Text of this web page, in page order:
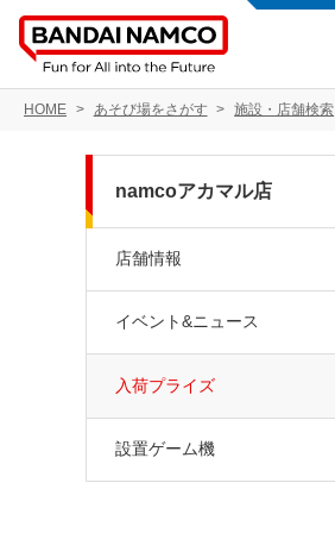
HOME あそび場をさがす 施設・店舗検索
namcoアカマル店
店舗情報
イベント&ニュース
入荷プライズ
設置ゲーム機